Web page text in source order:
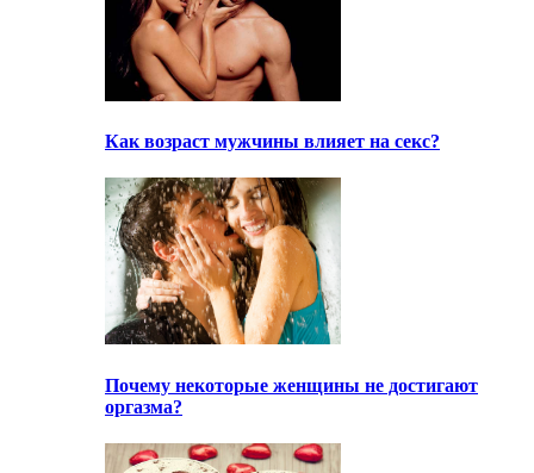
Как возраст мужчины влияет на секс?
Почему некоторые женщины не достигают
оргазма?